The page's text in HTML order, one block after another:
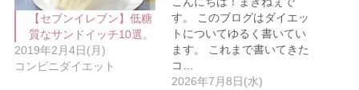
し
い
ウ
ィ
ン
ド
ウ
ク
し
て
く
だ
さ
い
【セブンイレブン】低糖
質なサンドイッチ10選。
2019年2月4日(月)
コンビニダイエット
す。 このブログはダイエッ
トについてゆるく書いてい
ます。 これまで書いてきた
コ…
2026年7月8日(水)